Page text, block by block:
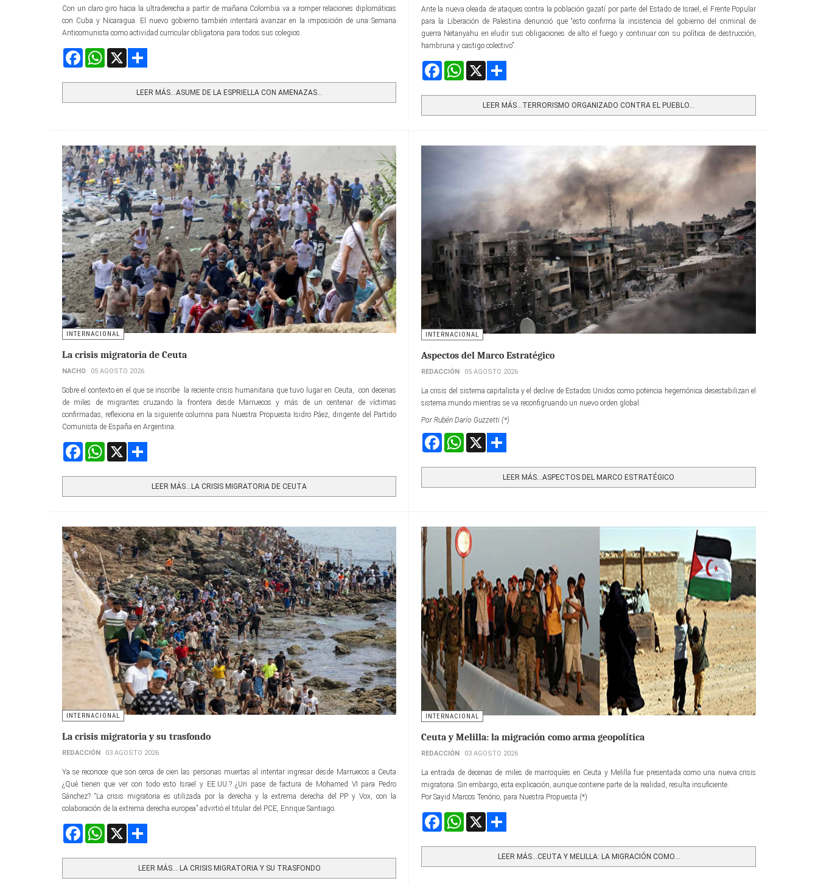
Con un claro giro hacia la ultraderecha a partir de mañana Colombia va a romper relaciones diplomáticas
con Cuba y Nicaragua. El nuevo gobierno también intentará avanzar en la imposición de una Semana
Anticomunista como actividad curricular obligatoria para todos sus colegios.
FacebookWhatsApp
LEER MÁS…ASUME DE LA ESPRIELLA CON AMENAZAS...
Ante la nueva oleada de ataques contra la población gazatí por parte del Estado de Israel, el Frente Popular
para la Liberación de Palestina denunció que “esto confirma la insistencia del gobierno del criminal de
guerra Netanyahu en eludir sus obligaciones de alto el fuego y continuar con su política de destrucción,
hambruna y castigo colectivo”.
FacebookWhatsApp
LEER MÁS…TERRORISMO ORGANIZADO CONTRA EL PUEBLO...
INTERNACIONAL
La crisis migratoria de Ceuta
NACHO 05 AGOSTO 2026
Sobre el contexto en el que se inscribe la reciente crisis humanitaria que tuvo lugar en Ceuta, con decenas
de miles de migrantes cruzando la frontera desde Marruecos y más de un centenar de víctimas
confirmadas, reflexiona en la siguiente columna para Nuestra Propuesta Isidro Páez, dirigente del Partido
Comunista de España en Argentina.
FacebookWhatsApp
LEER MÁS…LA CRISIS MIGRATORIA DE CEUTA
INTERNACIONAL
Aspectos del Marco Estratégico
REDACCIÓN 05 AGOSTO 2026
La crisis del sistema capitalista y el declive de Estados Unidos como potencia hegemónica desestabilizan el
sistema mundo mientras se va reconfigruando un nuevo orden global.
Por Rubén Darío Guzzetti (*)
FacebookWhatsApp
LEER MÁS…ASPECTOS DEL MARCO ESTRATÉGICO
INTERNACIONAL
La crisis migratoria y su trasfondo
REDACCIÓN 03 AGOSTO 2026
Ya se reconoce que son cerca de cien las personas muertas al intentar ingresar desde Marruecos a Ceuta
¿Qué tienen que ver con todo esto Israel y EE.UU.? ¿Un pase de factura de Mohamed VI para Pedro
Sánchez? “La crisis migratoria es utilizada por la derecha y la extrema derecha del PP y Vox, con la
colaboración de la extrema derecha europea” advirtió el titular del PCE, Enrique Santiago.
FacebookWhatsApp
LEER MÁS… LA CRISIS MIGRATORIA Y SU TRASFONDO
INTERNACIONAL
Ceuta y Melilla: la migración como arma geopolítica
REDACCIÓN 03 AGOSTO 2026
La entrada de decenas de miles de marroquíes en Ceuta y Melilla fue presentada como una nueva crisis
migratoria. Sin embargo, esta explicación, aunque contiene parte de la realidad, resulta insuficiente.
Por Sayid Marcos Tenório, para Nuestra Propuesta (*)
FacebookWhatsApp
LEER MÁS…CEUTA Y MELILLA: LA MIGRACIÓN COMO...